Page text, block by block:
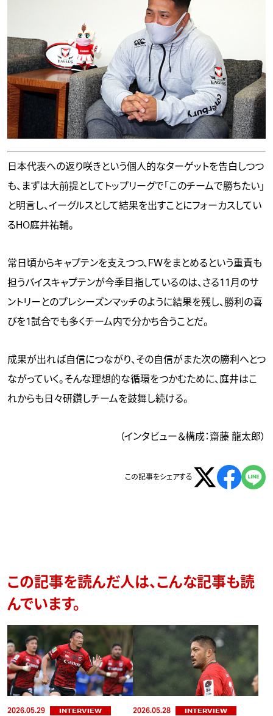
日本代表への返り咲きという個人的なターゲットを告白しつつ
も、まずは大前提としてトップリーグで「このチームで勝ちたい」
と明言し、イーグルスとして結果を出すことにフォーカスしてい
るHO庭井祐輔。
常日頃からキャプテンを支えつつ、FWをまとめるという重責も
担うバイスキャプテンが今季目指しているのは、さる11月のサ
ントリーとのプレシーズンマッチのように結果を残し、勝利の喜
びを1試合でも多くチーム内で分かち合うことだ。
成果が出れば自信につながり、その自信がまた次の勝利へとつ
ながっていく。そんな理想的な循環をつかむために、庭井はこ
れからも日々研鑽しチームを鼓舞し続ける。
（インタビュー＆構成：齋藤 龍太郎）
この記事をシェアする
この記事を読んだ人は、こんな記事も読
んでいます。
2026.05.29 INTERVIEW 2026.05.28 INTERVIEW